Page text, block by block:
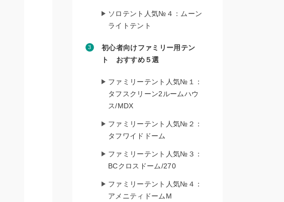
ソロテント人気№４：ムーン
ライトテント
初心者向けファミリー用テン
ト おすすめ５選
ファミリーテント人気№１：
タフスクリーン2ルームハウ
ス/MDX
ファミリーテント人気№２：
タフワイドドーム
ファミリーテント人気№３：
BCクロスドーム/270
ファミリーテント人気№４：
アメニティドームM